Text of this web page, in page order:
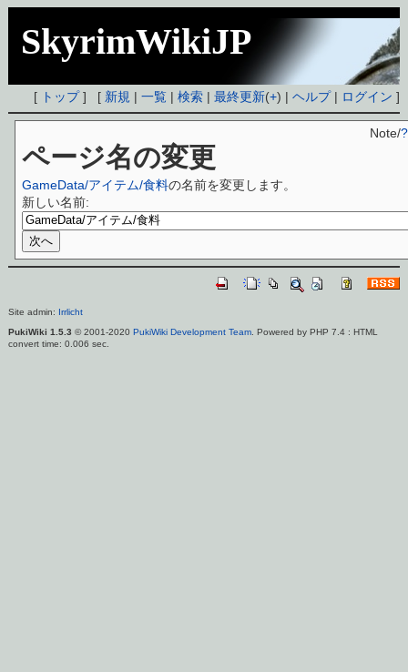
SkyrimWikiJP
[ トップ] [ 新規 |一覧 |検索 |最終更新(+) |ヘルプ| ログイン ]
ページ名の変更
Note/?
GameData/アイテム/食料の名前を変更します。
新しい名前:
Site admin: Irrlicht
PukiWiki 1.5.3 © 2001-2020 PukiWiki Development Team. Powered by PHP 7.4 : HTML
convert time: 0.006 sec.